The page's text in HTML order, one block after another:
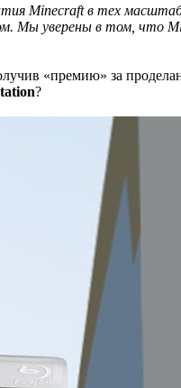
Minecraft в тех
Мы уверены в том, что
«премию» за
?